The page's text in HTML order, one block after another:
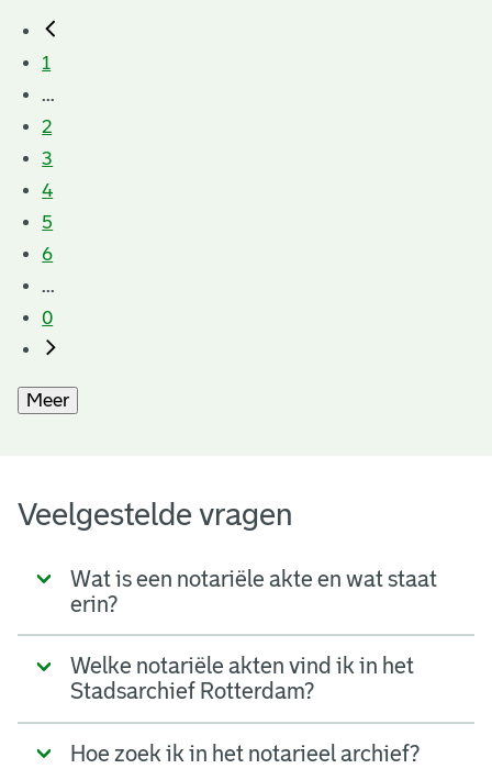
1
...
2
3
4
5
6
...
0
Meer
Veelgestelde vragen
Wat is een notariële akte en wat staat
erin?
Welke notariële akten vind ik in het
Stadsarchief Rotterdam?
Hoe zoek ik in het notarieel archief?